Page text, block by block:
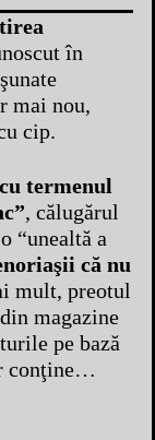
în
mai nou,
cip.
termenul
, călugărul
“unealtă a
că nu
mult, preotul
magazine
pe bază
conţine…